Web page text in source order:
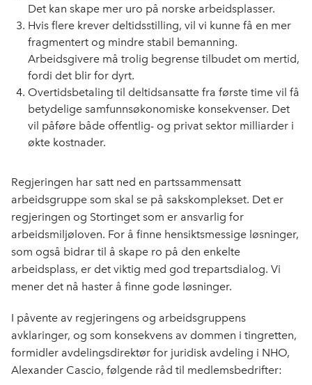
Det kan skape mer uro på norske arbeidsplasser.
Hvis flere krever deltidsstilling, vil vi kunne få en mer
fragmentert og mindre stabil bemanning.
Arbeidsgivere må trolig begrense tilbudet om mertid,
fordi det blir for dyrt.
Overtidsbetaling til deltidsansatte fra første time vil få
betydelige samfunnsøkonomiske konsekvenser. Det
vil påføre både offentlig- og privat sektor milliarder i
økte kostnader.
Regjeringen har satt ned en partssammensatt
arbeidsgruppe som skal se på sakskomplekset. Det er
regjeringen og Stortinget som er ansvarlig for
arbeidsmiljøloven. For å finne hensiktsmessige løsninger,
som også bidrar til å skape ro på den enkelte
arbeidsplass, er det viktig med god trepartsdialog. Vi
mener det nå haster å finne gode løsninger.
I påvente av regjeringens og arbeidsgruppens
avklaringer, og som konsekvens av dommen i tingretten,
formidler avdelingsdirektør for juridisk avdeling i NHO,
Alexander Cascio, følgende råd til medlemsbedrifter: